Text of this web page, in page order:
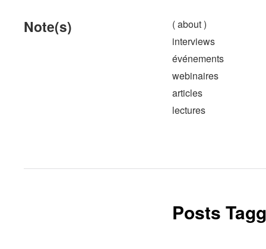
Note(s)
( about )
interviews
événements
webinaires
articles
lectures
Posts